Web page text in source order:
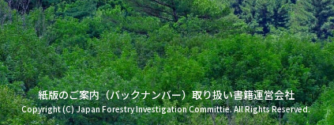
紙版のご案内（バックナンバー）取り扱い書籍運営会社
Copyright (C) Japan Forestry Investigation Committie. All Rights Reserved.